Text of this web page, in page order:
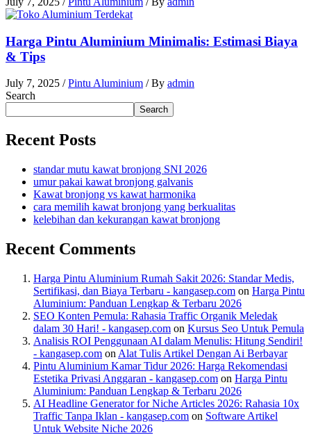
Harga Pintu Aluminium Minimalis: Estimasi Biaya
& Tips
July 7, 2025 /Pintu Aluminium / By admin
Search
Search
Recent Posts
standar mutu kawat bronjong SNI 2026
umur pakai kawat bronjong galvanis
Kawat bronjong vs kawat harmonika
cara memilih kawat bronjong yang berkualitas
kelebihan dan kekurangan kawat bronjong
Recent Comments
Harga Pintu Aluminium Rumah Sakit 2026: Standar Medis,
Sertifikasi, dan Biaya Terbaru - kangasep.com on Harga Pintu
Aluminium: Panduan Lengkap & Terbaru 2026
SEO Konten Pemula: Rahasia Traffic Organik Meledak
dalam 30 Hari! - kangasep.com on Kursus Seo Untuk Pemula
Analisis ROI Penggunaan AI dalam Menulis: Hitung Sendiri!
- kangasep.com on Alat Tulis Artikel Dengan Ai Berbayar
Pintu Aluminium Kamar Tidur 2026: Harga Rekomendasi
Estetika Privasi Anggaran - kangasep.com on Harga Pintu
Aluminium: Panduan Lengkap & Terbaru 2026
AI Headline Generator for Niche Articles 2026: Rahasia 10x
Traffic Tanpa Iklan - kangasep.com on Software Artikel
Untuk Website Niche 2026